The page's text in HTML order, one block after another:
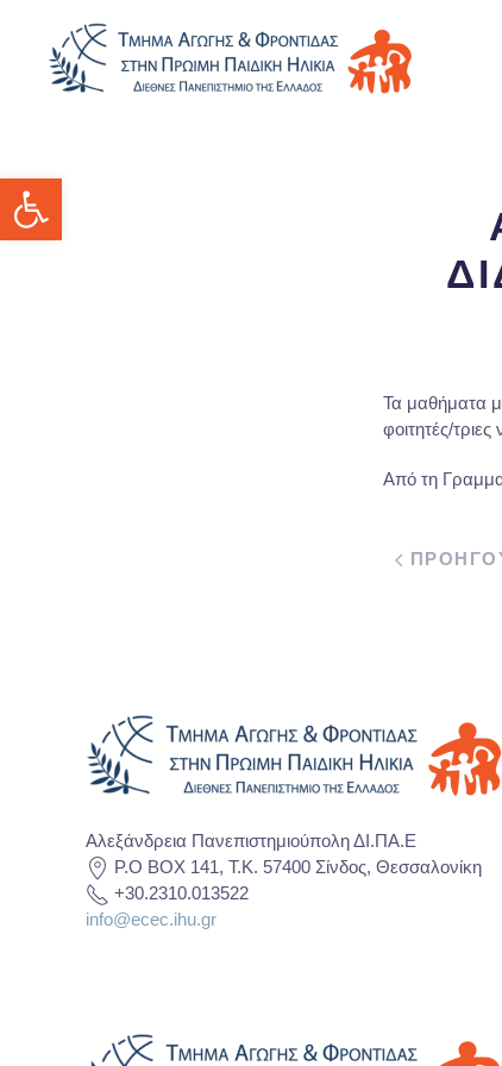
Ανοίξτε τη γραμμή εργαλείων
Τα μαθήματα
φοιτητές/
Από τη
Αλεξάνδρεια Πανεπιστημιούπολη ΔΙ.ΠΑ.Ε
P.O BOX 141, T.K. 57400 Σίνδος, Θεσσαλονίκη
+30.2310.013522
info@ecec.ihu.gr